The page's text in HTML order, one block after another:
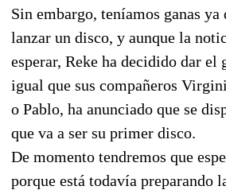
Sin embargo, teníamos ganas ya
lanzar un disco, y aunque la
esperar, Reke ha decidido dar el
igual que sus compañeros
o Pablo, ha anunciado que se
que va a ser su primer disco.
De momento tendremos que
porque está todavía preparando